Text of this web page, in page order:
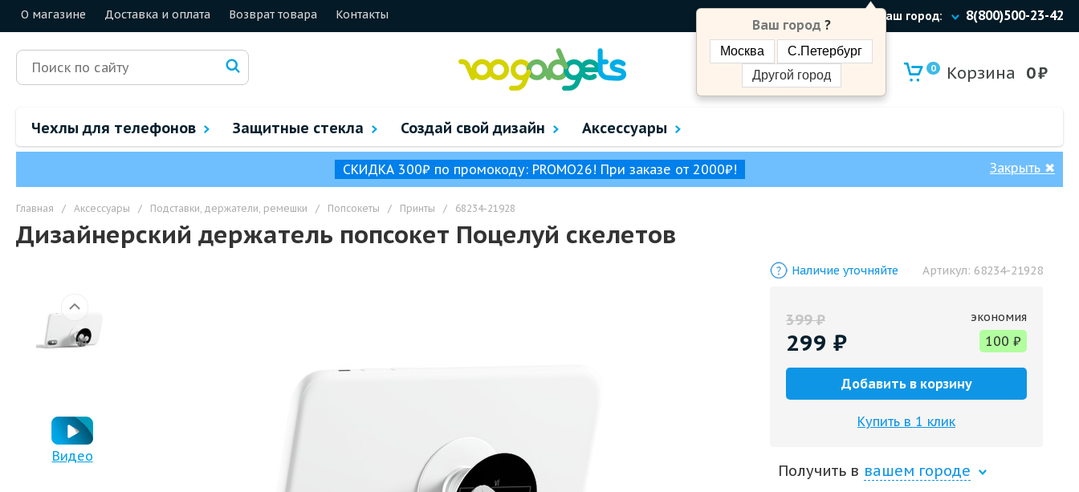
О магазине Доставка и оплата Возврат товара Контакты Ваш город:
Ваш город ?
Москва
С.Петербург
Другой город
8(800)500-23-42
0 Корзина 0₽
Чехлы для телефонов Защитные стекла Создай свой дизайн Аксессуары
СКИДКА 300₽ по промокоду: PROMO26! При заказе от 2000₽! Закрыть ✖
Главная / Аксессуары / Подставки, держатели, ремешки / Попсокеты / Принты / 68234-21928
Дизайнерский держатель попсокет Поцелуй скелетов
Видео
Наличие уточняйте Артикул: 68234-21928
399₽
299 ₽
экономия
100 ₽
Добавить в корзину
Купить в 1 клик
Получить в вашем городе